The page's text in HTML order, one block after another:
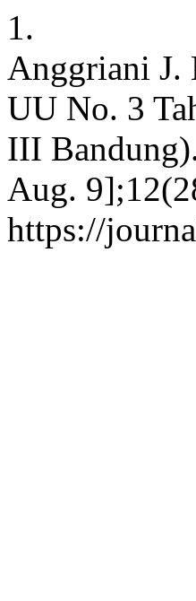
1.
Anggriani J.
UU No. 3
III
Aug.
https://